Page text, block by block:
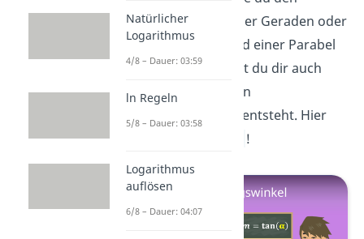
Schnittpunkt zweier Geraden oder
einer Geraden und einer Parabel
bestimmst, kannst du dir auch
anschauen, wie ein
entsteht. Hier
!
Natürlicher
Logarithmus
4/8 – Dauer: 03:59
ln Regeln
5/8 – Dauer: 03:58
Logarithmus
auflösen
6/8 – Dauer: 04:07